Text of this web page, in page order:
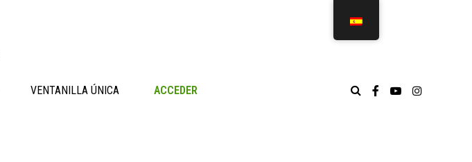
VENTANILLA ÚNICA ACCEDER